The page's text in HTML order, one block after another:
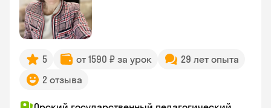
5 от 1590 ₽ за урок
29 лет опыта
2 отзыва